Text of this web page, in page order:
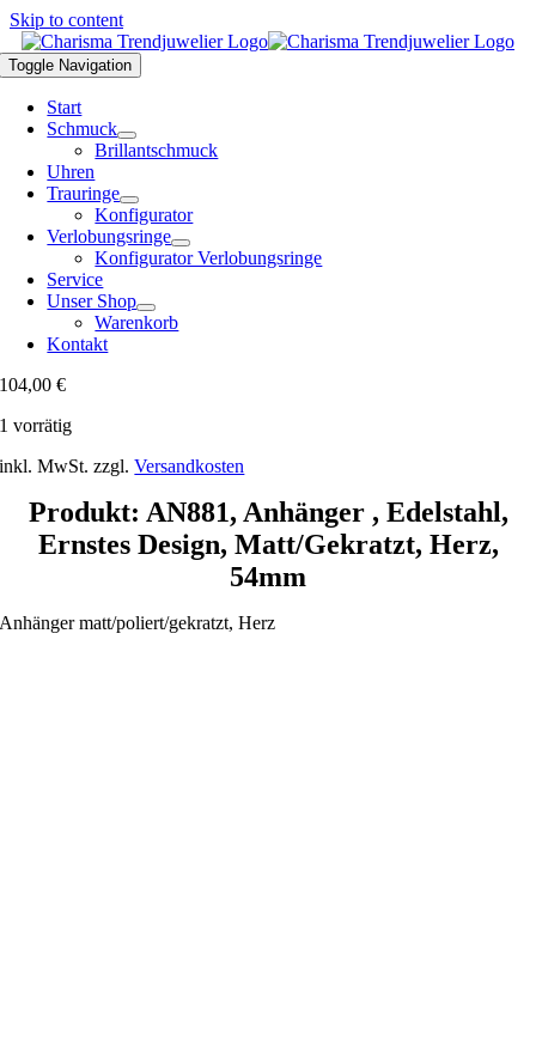
Skip to content
Toggle Navigation
Start
Schmuck
Brillantschmuck
Uhren
Trauringe
Konfigurator
Verlobungsringe
Konfigurator Verlobungsringe
Service
Unser Shop
Warenkorb
Kontakt
104,00€
1 vorrätig
inkl. MwSt. zzgl.Versandkosten
Produkt: AN881, Anhänger , Edelstahl,
Ernstes Design, Matt/gekratzt, Herz,
54mm
Anhänger matt/poliert/gekratzt, Herz